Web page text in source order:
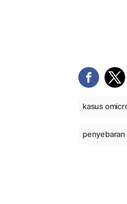
kasus
penyebaran